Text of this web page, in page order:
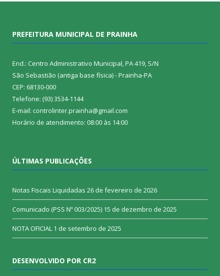
PREFEITURA MUNICIPAL DE PRAINHA
End.: Centro Administrativo Municipal, PA 419, S/N
São Sebastião (antiga base física) - Prainha-PA
CEP: 68130-000
Telefone: (93) 3534-1144
E-mail: controlinter.prainha@gmail.com
Horário de atendimento: 08:00 às 14:00
ÚLTIMAS PUBLICAÇÕES
Notas Fiscais Liquidadas 26 de fevereiro de 2026
Comunicado (PSS Nº 003/2025) 15 de dezembro de 2025
NOTA OFICIAL 1 de setembro de 2025
DESENVOLVIDO POR CR2